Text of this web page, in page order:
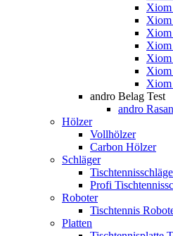
Xiom
Xiom
Xiom
Xiom
Xiom
Xiom
Xiom
andro Belag Test
andro
Hölzer
Vollhölzer
Carbon Hölzer
Schläger
Profi
Roboter
Tischtennis
Platten